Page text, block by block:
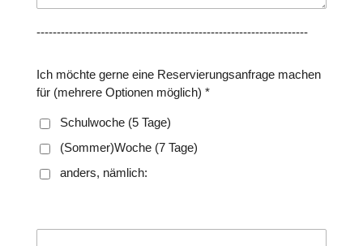
-------------------------------------------------------------------
Ich möchte gerne eine Reservierungsanfrage machen
für (mehrere Optionen möglich) *
Schulwoche (5 Tage)
(Sommer)Woche (7 Tage)
anders, nämlich: